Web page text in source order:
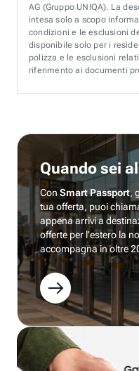
AG (Gruppo UNIQA). La
intesa solo a scopo
condizioni e le esclusioni
disponibile solo per i
polizza e le esclusioni
riferimento ai documenti
Quando sei
ConSmart Passport,
tua offerta, puoi
appena arrivi a
offerte per l’estero la
accompagna in oltre